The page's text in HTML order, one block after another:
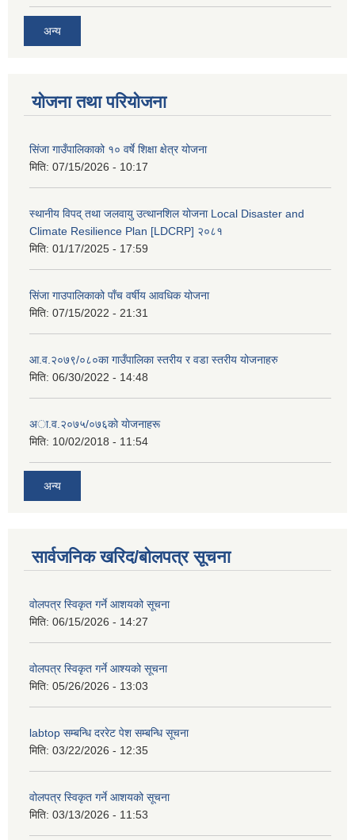
अन्य
योजना तथा परियोजना
सिंजा गाउँपालिकाको १० वर्षे शिक्षा क्षेत्र योजना
मिति: 07/15/2026 - 10:17
स्थानीय विपद् तथा जलवायु उत्थानशिल योजना Local Disaster and
Climate Resilience Plan [LDCRP] २०८१
मिति: 01/17/2025 - 17:59
सिंजा गाउपालिकाको पाँच वर्षीय आवधिक योजना
मिति: 07/15/2022 - 21:31
आ.व.२०७९/०८०का गाउँपालिका स्तरीय र वडा स्तरीय योजनाहरु
मिति: 06/30/2022 - 14:48
अा‍‍.व.२०७५/०७६काे याेजनाहरू
मिति: 10/02/2018 - 11:54
अन्य
सार्वजनिक खरिद/बोलपत्र सूचना
वोलपत्र स्विकृत गर्ने आशयको सूचना
मिति: 06/15/2026 - 14:27
वोलपत्र स्विकृत गर्ने आश्यको सूचना
मिति: 05/26/2026 - 13:03
labtop सम्बन्धि दररेट पेश सम्बन्धि सूचना
मिति: 03/22/2026 - 12:35
वोलपत्र स्विकृत गर्ने आशयको सूचना
मिति: 03/13/2026 - 11:53